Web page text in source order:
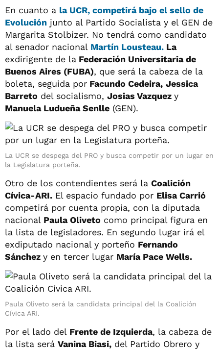
En cuanto a la UCR, competirá bajo el sello de
Evolución junto al Partido Socialista y el GEN de
Margarita Stolbizer. No tendrá como candidato
al senador nacional Martín Lousteau. La
exdirigente de la Federación Universitaria de
Buenos Aires (FUBA), que será la cabeza de la
boleta, seguida por Facundo Cedeira, Jessica
Barreto del socialismo, Josias Vazquez y
Manuela Ludueña Senlle (GEN).
La UCR se despega del PRO y busca competir por un lugar en
la Legislatura porteña.
Otro de los contendientes será la Coalición
Cívica-ARI. El espacio fundado por Elisa Carrió
competirá por cuenta propia, con la diputada
nacional Paula Oliveto como principal figura en
la lista de legisladores. En segundo lugar irá el
exdiputado nacional y porteño Fernando
Sánchez y en tercer lugar María Pace Wells.
Paula Oliveto será la candidata principal del la Coalición
Cívica ARI.
Por el lado del Frente de Izquierda, la cabeza de
la lista será Vanina Biasi, del Partido Obrero y